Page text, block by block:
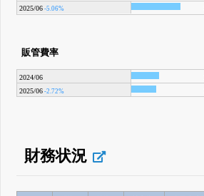
2025/06 -5.06%
販管費率
2024/06
2025/06 -2.72%
財務状況